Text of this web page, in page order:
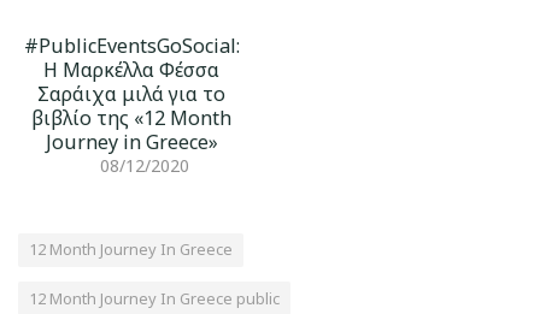
#PublicEventsGoSocial:
Η Μαρκέλλα Φέσσα
Σαράιχα μιλά για το
βιβλίο της «12 Month
Journey in Greece»
08/12/2020
12 Month Journey In Greece
12 Month Journey In Greece public